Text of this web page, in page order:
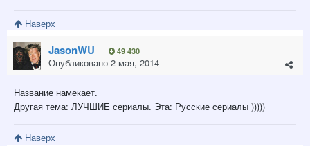
Наверх
JasonWU 49 430
Опубликовано 2 мая, 2014
Название намекает.
Другая тема: ЛУЧШИЕ сериалы. Эта: Русские сериалы )))))
Наверх